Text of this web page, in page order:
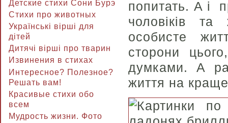
Детские стихи Сони Бурэ
Стихи про животных
Українські вірші для
дітей
Дитячі вірші про тварин
Извинения в стихах
Интересное? Полезное?
Решать вам!
Красивые стихи обо
всем
Мудрость жизни. Фото
попитать. А і
чоловіків
особисте
сторони
думками. А
життя на